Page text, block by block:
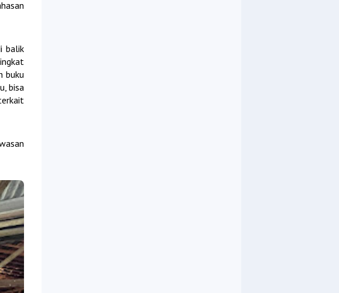
balik
buku
bisa